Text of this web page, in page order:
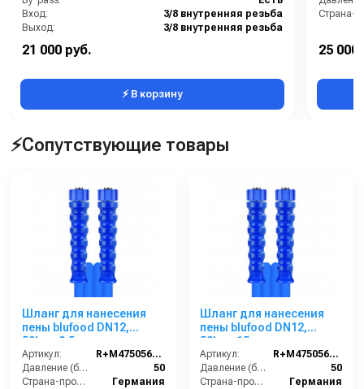
Вход:
3/8 внутренняя резьба
Выход:
3/8 внутренняя резьба
21 000 руб.
⚡ В корзину
Страна-
25 000
⚡Сопутствующие товары
Шланг для нанесения
пены blufood DN12,
50bar, 2,5m,
1/2внут-1/2внут,
арматура нерж.сталь
Артикул:
R+M47505660259
Давление (бар):
50
Страна-производитель:
Германия
Шланг для нанесения
пены blufood DN12,
50bar, 15m,
1/2внут-1/2внут,
арматура нерж.сталь
Артикул:
R+M4750566159
Давление (бар):
50
Страна-производитель:
Германия